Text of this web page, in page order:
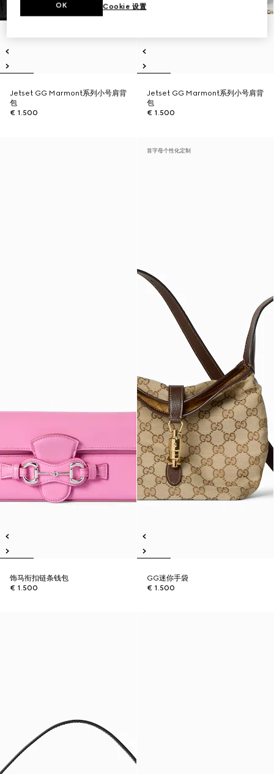
Jetset GG Marmont系列小号肩背
包
€ 1.500
Jetset GG Marmont系列小号肩背
包
€ 1.500
饰马衔扣链条钱包
€ 1.500
首字母个性化定制
GG迷你手袋
€ 1.500
Cookie 设置
OK